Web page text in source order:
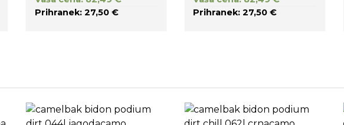
Prihranek: 27,50 €
Prihranek: 27,50 €